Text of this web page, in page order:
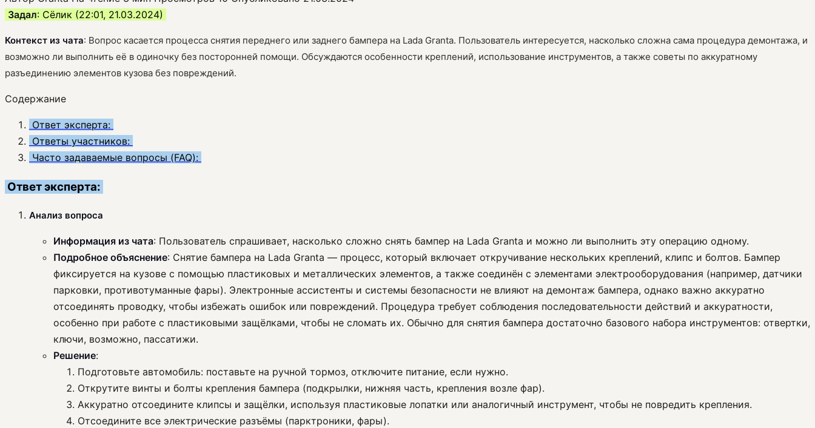
Задал: Сёлик (22:01, 21.03.2024)
Контекст из чата: Вопрос касается процесса снятия переднего или заднего бампера на Lada Granta. Пользователь интересуется, насколько сложна сама процедура демонтажа, и
возможно ли выполнить её в одиночку без посторонней помощи. Обсуждаются особенности креплений, использование инструментов, а также советы по аккуратному
разъединению элементов кузова без повреждений.
Содержание
Ответ эксперта:
Ответы участников:
Часто задаваемые вопросы (FAQ):
Ответ эксперта:
Анализ вопроса
Информация из чата: Пользователь спрашивает, насколько сложно снять бампер на Lada Granta и можно ли выполнить эту операцию одному.
Подробное объяснение: Снятие бампера на Lada Granta — процесс, который включает откручивание нескольких креплений, клипс и болтов. Бампер
фиксируется на кузове с помощью пластиковых и металлических элементов, а также соединён с элементами электрооборудования (например, датчики
парковки, противотуманные фары). Электронные ассистенты и системы безопасности не влияют на демонтаж бампера, однако важно аккуратно
отсоединять проводку, чтобы избежать ошибок или повреждений. Процедура требует соблюдения последовательности действий и аккуратности,
особенно при работе с пластиковыми защёлками, чтобы не сломать их. Обычно для снятия бампера достаточно базового набора инструментов: отвертки,
ключи, возможно, пассатижи.
Решение:
Подготовьте автомобиль: поставьте на ручной тормоз, отключите питание, если нужно.
Открутите винты и болты крепления бампера (подкрылки, нижняя часть, крепления возле фар).
Аккуратно отсоедините клипсы и защёлки, используя пластиковые лопатки или аналогичный инструмент, чтобы не повредить крепления.
Отсоедините все электрические разъёмы (парктроники, фары).